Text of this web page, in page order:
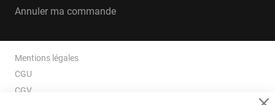
Annuler ma commande
Mentions légales
CGU
CGV